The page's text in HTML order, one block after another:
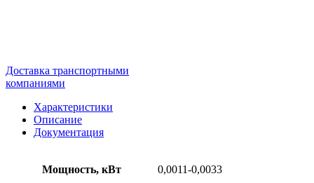
Доставка транспортными
компаниями
Характеристики
Описание
Документация
Мощность, кВт 0,0011-0,0033